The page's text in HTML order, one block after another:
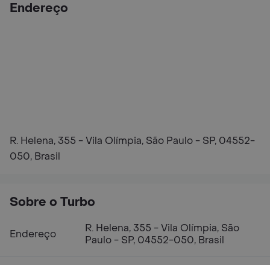
Endereço
R. Helena, 355 - Vila Olímpia, São Paulo - SP, 04552-
050, Brasil
Sobre o Turbo
Endereço
R. Helena, 355 - Vila Olímpia, São
Paulo - SP, 04552-050, Brasil